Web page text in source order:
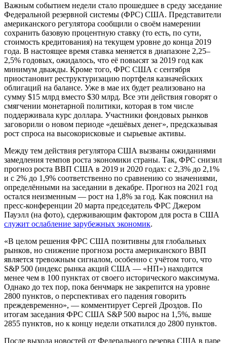
Важным событием недели стало прошедшее в среду заседание
Федеральной резервной системы (ФРС) США. Представители
американского регулятора сообщили о своём намерении
сохранить базовую процентную ставку (то есть, по сути,
стоимость кредитования) на текущем уровне до конца 2019
года. В настоящее время ставка меняется в диапазоне 2,25–
2,5% годовых, ожидалось, что её повысят за 2019 год как
минимум дважды. Кроме того, ФРС США с сентября
приостановит реструктуризацию портфеля казначейских
облигаций на балансе. Уже в мае их будет реализовано на
сумму $15 млрд вместо $30 млрд. Все эти действия говорят о
смягчении монетарной политики, которая в том числе
поддерживала курс доллара. Участники фондовых рынков
заговорили о новом периоде «дешёвых денег», предсказывая
рост спроса на высокорисковые и сырьевые активы.
Между тем действия регулятора США вызваны ожиданиями
замедления темпов роста экономики страны. Так, ФРС снизил
прогноз роста ВВП США в 2019 и 2020 годах: с 2,3% до 2,1%
и с 2% до 1,9% соответственно по сравнению со значениями,
определёнными на заседании в декабре. Прогноз на 2021 год
остался неизменным — рост на 1,8% за год. Как пояснил на
пресс-конференции 20 марта председатель ФРС Джером
Пауэлл (на фото), сдерживающим фактором для роста в США
служит ослабление зарубежных экономик.
«В целом решения ФРС США позитивны для глобальных
рынков, но снижение прогноза роста американского ВВП
является тревожным сигналом, особенно с учётом того, что
S&P 500 (индекс рынка акций США — «НП») находится
менее чем в 100 пунктах от своего исторического максимума.
Однако до тех пор, пока бенчмарк не закрепится на уровне
2800 пунктов, о перспективах его падения говорить
преждевременно», — комментирует Сергей Дроздов. По
итогам заседания ФРС США S&P 500 вырос на 1,5%, выше
2855 пунктов, но к концу недели откатился до 2800 пунктов.
После выхода новостей от Федерального резерва США в паре